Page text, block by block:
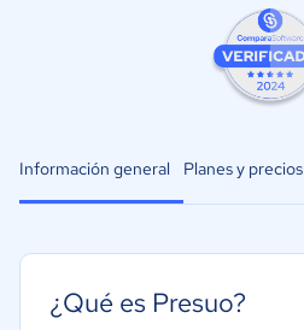
Información general Planes y precios
¿Qué es Presuo?